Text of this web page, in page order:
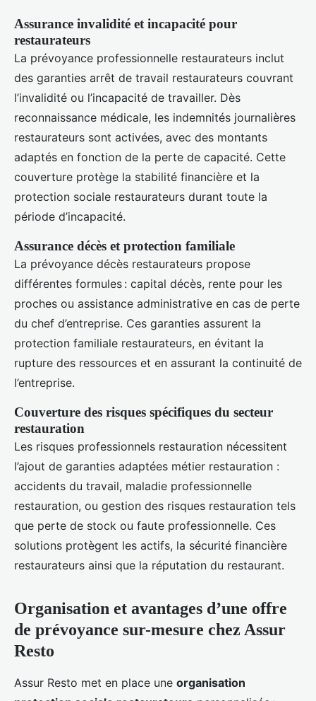
Assurance invalidité et incapacité pour
restaurateurs
La prévoyance professionnelle restaurateurs inclut
des garanties arrêt de travail restaurateurs couvrant
l’invalidité ou l’incapacité de travailler. Dès
reconnaissance médicale, les indemnités journalières
restaurateurs sont activées, avec des montants
adaptés en fonction de la perte de capacité. Cette
couverture protège la stabilité financière et la
protection sociale restaurateurs durant toute la
période d’incapacité.
Assurance décès et protection familiale
La prévoyance décès restaurateurs propose
différentes formules : capital décès, rente pour les
proches ou assistance administrative en cas de perte
du chef d’entreprise. Ces garanties assurent la
protection familiale restaurateurs, en évitant la
rupture des ressources et en assurant la continuité de
l’entreprise.
Couverture des risques spécifiques du secteur
restauration
Les risques professionnels restauration nécessitent
l’ajout de garanties adaptées métier restauration :
accidents du travail, maladie professionnelle
restauration, ou gestion des risques restauration tels
que perte de stock ou faute professionnelle. Ces
solutions protègent les actifs, la sécurité financière
restaurateurs ainsi que la réputation du restaurant.
Organisation et avantages d’une offre
de prévoyance sur-mesure chez Assur
Resto
Assur Resto met en place une organisation